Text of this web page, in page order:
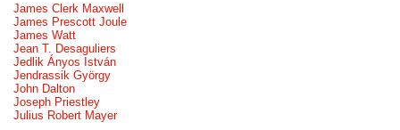
James Clerk Maxwell
James Prescott Joule
James Watt
Jean T. Desaguliers
Jedlik Ányos István
Jendrassik György
John Dalton
Joseph Priestley
Julius Robert Mayer